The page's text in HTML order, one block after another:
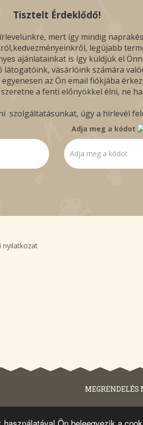
Ön beleegyezik a
Tisztelt Érdeklődő!
mert így mindig
legújabb
ajánlatainkat is így küldjük el
vásárlóink számára
az Ön email fiókjába
a fenti előnyökkel élni, ne
szolgáltatásunkat, úgy a hírlevél
Adja meg a kódot
nyilatkozat
MEGRENDELÉS